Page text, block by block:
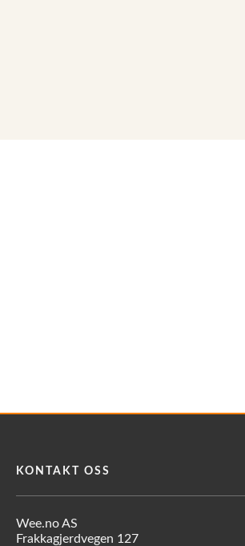
KONTAKT OSS
Wee.no AS
Frakkagjerdvegen 127